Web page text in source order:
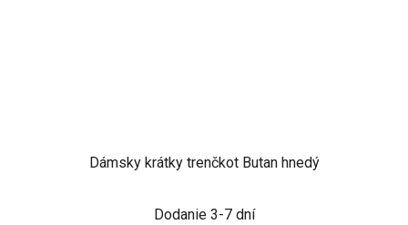
Dámsky krátky trenčkot Butan hnedý
Dodanie 3-7 dní